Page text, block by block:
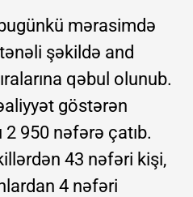
mərasimdə
şəkildə and
qəbul olunub.
göstərən
950 nəfərə çatıb.
43 nəfəri kişi,
4 nəfəri